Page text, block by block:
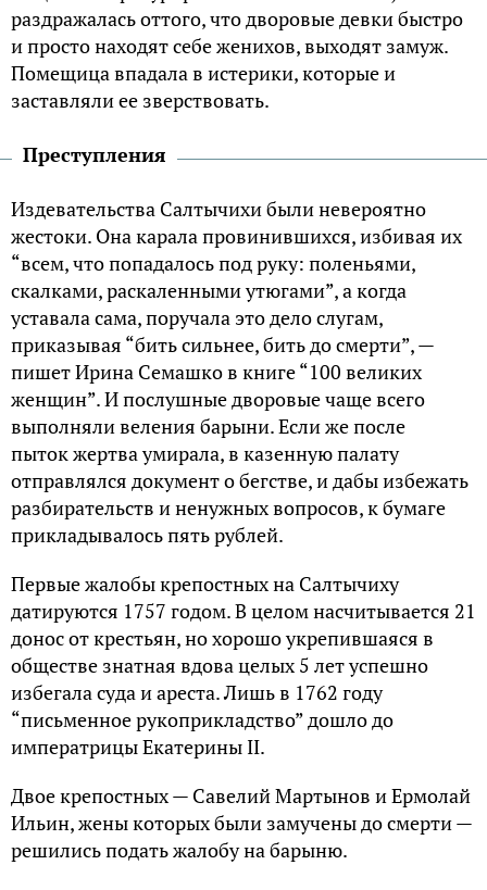
раздражалась оттого, что дворовые девки быстро
и просто находят себе женихов, выходят замуж.
Помещица впадала в истерики, которые и
заставляли ее зверствовать.
Преступления
Издевательства Салтычихи были невероятно
жестоки. Она карала провинившихся, избивая их
“всем, что попадалось под руку: поленьями,
скалками, раскаленными утюгами”, а когда
уставала сама, поручала это дело слугам,
приказывая “бить сильнее, бить до смерти”, —
пишет Ирина Семашко в книге “100 великих
женщин”. И послушные дворовые чаще всего
выполняли веления барыни. Если же после
пыток жертва умирала, в казенную палату
отправлялся документ о бегстве, и дабы избежать
разбирательств и ненужных вопросов, к бумаге
прикладывалось пять рублей.
Первые жалобы крепостных на Салтычиху
датируются 1757 годом. В целом насчитывается 21
донос от крестьян, но хорошо укрепившаяся в
обществе знатная вдова целых 5 лет успешно
избегала суда и ареста. Лишь в 1762 году
“письменное рукоприкладство” дошло до
императрицы Екатерины II.
Двое крепостных — Савелий Мартынов и Ермолай
Ильин, жены которых были замучены до смерти —
решились подать жалобу на барыню.